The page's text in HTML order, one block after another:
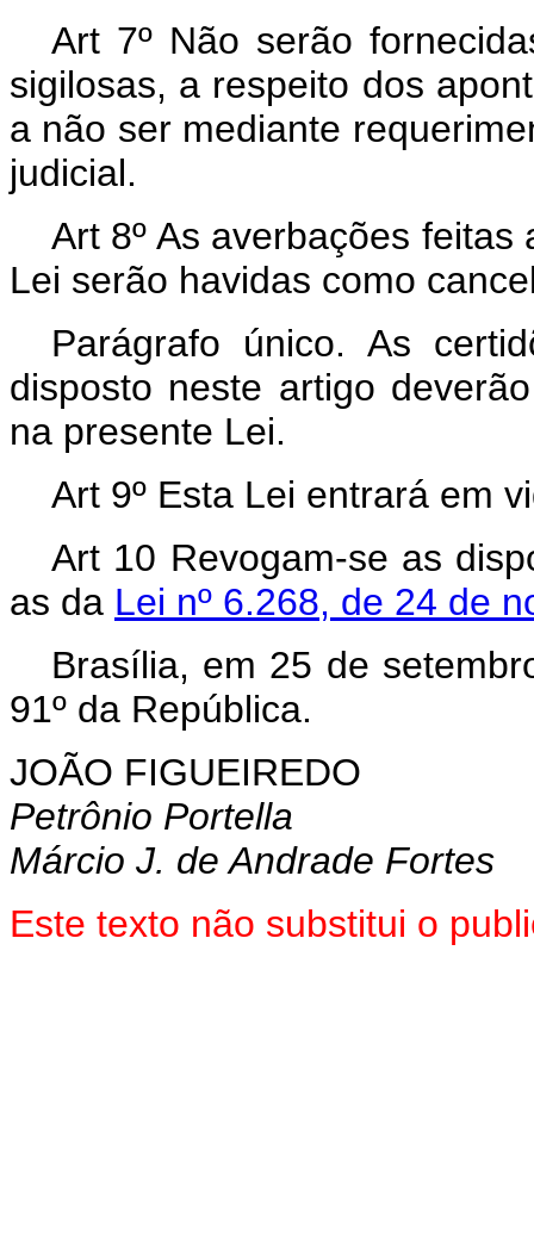
Art 7º Não serão
sigilosas, a respeito dos
a não ser mediante
judicial.
Art 8º As averbações
Lei serão havidas como
Parágrafo único. As
disposto neste artigo
na presente Lei.
Art 9º Esta Lei entrará em
Art 10 Revogam-se as
as da Lei nº 6.268, de 24 de
Brasília, em 25 de
91º da República.
JOÃO FIGUEIREDO
Petrônio Portella
Márcio J. de Andrade Fortes
Este texto não substitui o